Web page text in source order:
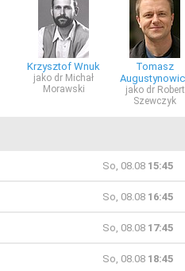
Krzysztof Wnuk
jako dr Michał
Morawski
Tomasz
jako dr Robert
Szewczyk
So, 08.08 15:45
So, 08.08 16:45
So, 08.08 17:45
So, 08.08 18:45